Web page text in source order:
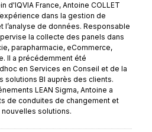
d'IQVIA France, Antoine COLLET
dans la gestion de
l’analyse de données. Responsable
la collecte des panels dans
parapharmacie, eCommerce,
Il a précédemment été
en Services en Conseil et de la
solutions BI auprès des clients.
LEAN Sigma, Antoine a
de conduites de changement et
solutions.